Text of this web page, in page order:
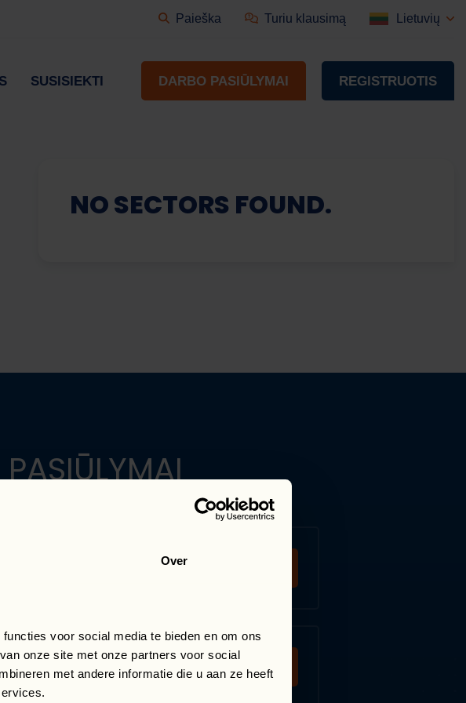
Over
voor social media te bieden en om ons
onze site met onze partners voor social
met andere informatie die u aan ze heeft
Paieška Turiu klausimą Lietuvių
SUSISIEKTI DARBO PASIŪLYMAI REGISTRUOTIS
NO SECTORS FOUND.